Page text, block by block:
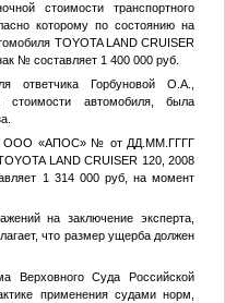
стоимости транспортного
которому по состоянию на
TOYOTA LAND CRUISER
№составляет 1 400 000 руб.
ответчика Горбуновой О.А.,
автомобиля, была
ООО «АПОС» № от ДД.ММ.ГГГГ
LAND CRUISER 120, 2008
1 314 000 руб, на момент
на заключение эксперта,
что размер ущерба должен
Верховного Суда Российской
применения судами норм,